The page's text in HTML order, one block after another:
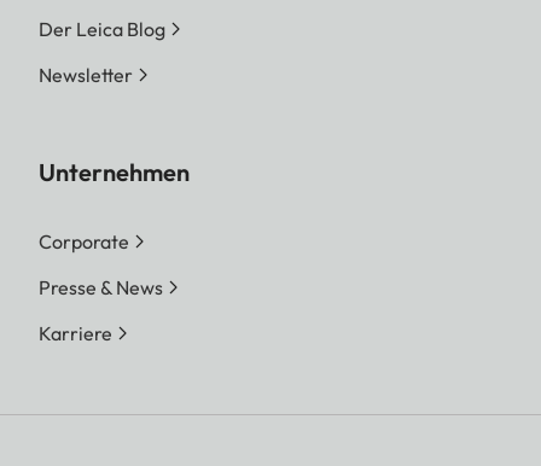
Der Leica Blog
Newsletter
Unternehmen
Corporate
Presse & News
Karriere